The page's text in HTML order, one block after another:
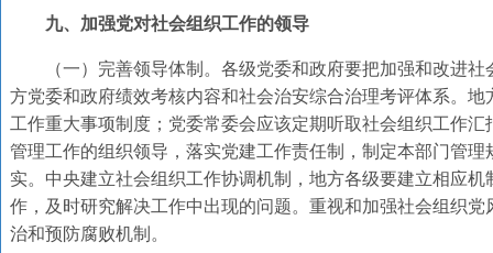
九、加强党对社会组织工作的领导
（一）完善领导体制。各级党委和政府要把加强和改进
方党委和政府绩效考核内容和社会治安综合治理考评体系。
工作重大事项制度；党委常委会应该定期听取社会组织工作
管理工作的组织领导，落实党建工作责任制，制定本部门管
实。中央建立社会组织工作协调机制，地方各级要建立相应
作，及时研究解决工作中出现的问题。重视和加强社会组织
治和预防腐败机制。